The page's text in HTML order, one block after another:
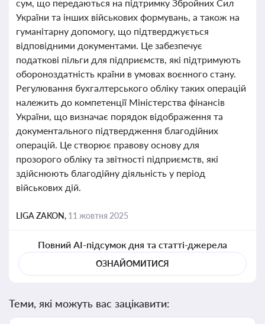
сум, що передаються на підтримку Збройних Сил
України та інших військових формувань, а також на
гуманітарну допомогу, що підтверджується
відповідними документами. Це забезпечує
податкові пільги для підприємств, які підтримують
обороноздатність країни в умовах воєнного стану.
Регулювання бухгалтерського обліку таких операцій
належить до компетенції Міністерства фінансів
України, що визначає порядок відображення та
документального підтвердження благодійних
операцій. Це створює правову основу для
прозорого обліку та звітності підприємств, які
здійснюють благодійну діяльність у період
військових дій.
LIGA ZAKON, 11 жовтня 2025
Повний AI-підсумок дня та статті-джерела
ОЗНАЙОМИТИСЯ
Теми, які можуть вас зацікавити: